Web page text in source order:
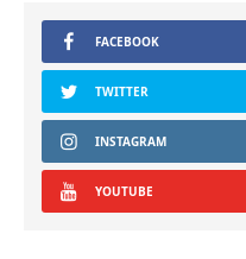
FACEBOOK
TWITTER
INSTAGRAM
YOUTUBE